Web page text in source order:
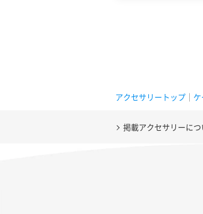
アクセサリートップ ケ
掲載アクセサリーに